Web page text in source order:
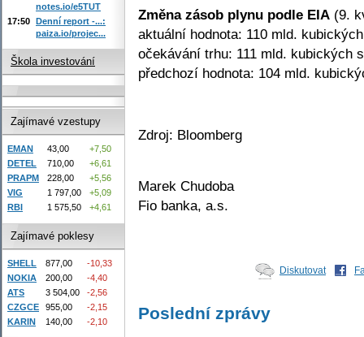
Změna zásob plynu podle EIA (9.
aktuální hodnota: 110 mld.
očekávání trhu: 111 mld. kubických
předchozí hodnota: 104 mld.
Zdroj: Bloomberg
Marek Chudoba
Fio banka, a.s.
Diskutovat
Poslední zprávy
notes.io/e5TUT
17:50 Denní report -...:
paiza.io/projec...
Škola investování
Zajímavé vzestupy
EMAN 43,00
+7,50
DETEL
710,00
+6,61
PRAPM
228,00
+5,56
VIG
1 797,00
+5,09
RBI
1 575,50 +4,61
Zajímavé poklesy
SHELL 877,00
-10,33
NOKIA
200,00
-4,40
ATS
3 504,00
-2,56
CZGCE
955,00
-2,15
KARIN
140,00 -2,10